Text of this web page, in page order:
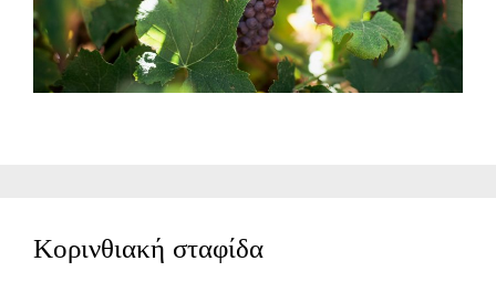
Κορινθιακή σταφίδα